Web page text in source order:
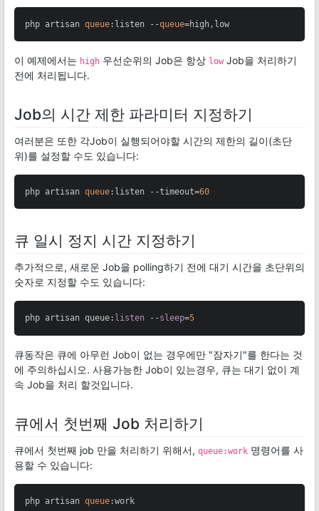
php artisan queue :listen --queue=high,low
이 예제에서는 high 우선순위의 Job은 항상 low Job을 처리하기
전에 처리됩니다.
Job의 시간 제한 파라미터 지정하기
여러분은 또한 각Job이 실행되어야할 시간의 제한의 길이(초단
위)를 설정할 수도 있습니다:
php artisan queue :listen --timeout=60
큐 일시 정지 시간 지정하기
추가적으로, 새로운 Job을 polling하기 전에 대기 시간을 초단위의
숫자로 지정할 수도 있습니다:
php artisan queue: listen -- sleep=5
큐동작은 큐에 아무런 Job이 없는 경우에만 "잠자기"를 한다는 것
에 주의하십시오. 사용가능한 Job이 있는경우, 큐는 대기 없이 계
속 Job을 처리 할것입니다.
큐에서 첫번째 Job 처리하기
큐에서 첫번째 job 만을 처리하기 위해서, queue:work 명령어를 사
용할 수 있습니다:
php artisan queue :work